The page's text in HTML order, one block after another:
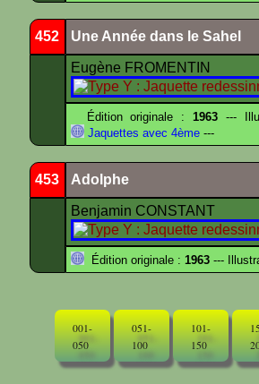
452 Une Année dans le Sahel
Eugène FROMENTIN
Édition originale :1963 ---
Jaquettes avec 4ème ---
453 Adolphe
Benjamin CONSTANT
Édition originale : 1963 ---
001-
050
051-
100
101-
150